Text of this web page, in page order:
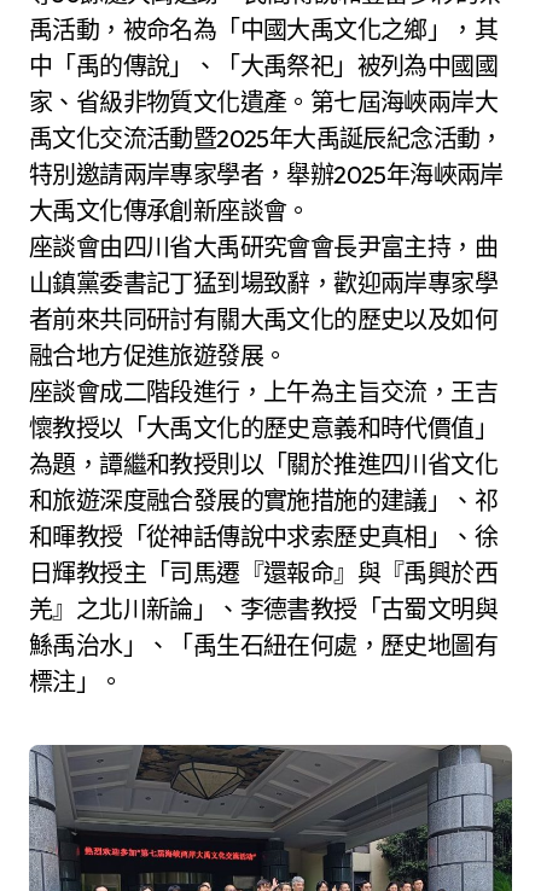
禹活動，被命名為「中國大禹文化之鄉」，其
中「禹的傳說」、「大禹祭祀」被列為中國國
家、省級非物質文化遺產。第七屆海峽兩岸大
禹文化交流活動暨2025年大禹誕辰紀念活動，
特別邀請兩岸專家學者，舉辦2025年海峽兩岸
大禹文化傳承創新座談會。
座談會由四川省大禹研究會會長尹富主持，曲
山鎮黨委書記丁猛到場致辭，歡迎兩岸專家學
者前來共同研討有關大禹文化的歷史以及如何
融合地方促進旅遊發展。
座談會成二階段進行，上午為主旨交流，王吉
懷教授以「大禹文化的歷史意義和時代價值」
為題，譚繼和教授則以「關於推進四川省文化
和旅遊深度融合發展的實施措施的建議」、祁
和暉教授「從神話傳說中求索歷史真相」、徐
日輝教授主「司馬遷『還報命』與『禹興於西
羌』之北川新論」、李德書教授「古蜀文明與
鯀禹治水」、「禹生石紐在何處，歷史地圖有
標注」。